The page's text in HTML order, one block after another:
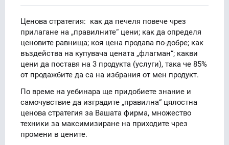
Ценова стратегия: как да печеля повече чрез
прилагане на „правилните“ цени; как да определя
ценовите равнища; коя цена продава по-добре; как
въздейства на купувача цената „флагман“; какви
цени да поставя на 3 продукта (услуги), така че 85%
от продажбите да са на избрания от мен продукт.
По време на уебинара ще придобиете знание и
самочувствие да изградите „правилна“ цялостна
ценова стратегия за Вашата фирма, множество
техники за максимизиране на приходите чрез
промени в цените.